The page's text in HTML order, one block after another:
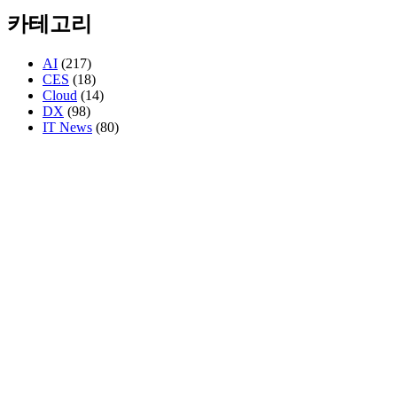
카테고리
AI (217)
CES (18)
Cloud (14)
DX (98)
IT News (80)